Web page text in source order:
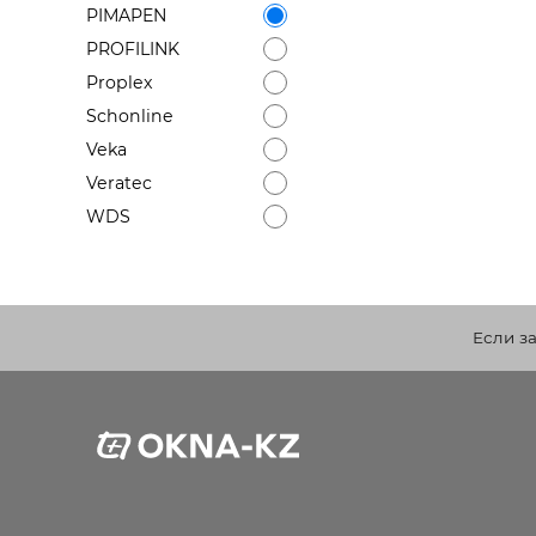
PIMAPEN
PROFILINK
Proplex
Schonline
Veka
Veratec
WDS
Если